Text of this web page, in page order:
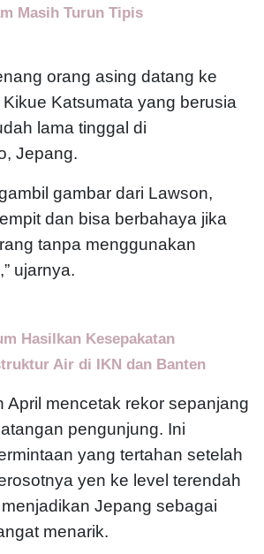
Masih Turun Tipis
orang asing datang ke
Kikue Katsumata yang berusia
lama tinggal di
Jepang.
gambar dari Lawson,
dan bisa berbahaya jika
tanpa menggunakan
ujarnya.
Hasilkan Kesepakatan
Air di IKN dan Banten
April mencetak rekor sepanjang
pengunjung. Ini
yang tertahan setelah
yen ke level terendah
Jepang sebagai
menarik.